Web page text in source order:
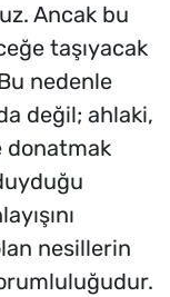
Ancak bu
taşıyacak
nedenle
değil; ahlaki,
donatmak
nesillerin